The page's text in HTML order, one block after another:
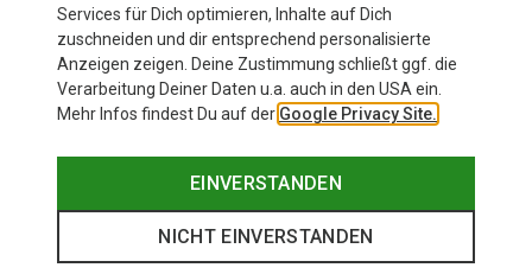
Services für Dich optimieren, Inhalte auf Dich
zuschneiden und dir entsprechend personalisierte
Anzeigen zeigen. Deine Zustimmung schließt ggf. die
Verarbeitung Deiner Daten u.a. auch in den USA ein.
Mehr Infos findest Du auf der Google Privacy Site.
EINVERSTANDEN
NICHT EINVERSTANDEN